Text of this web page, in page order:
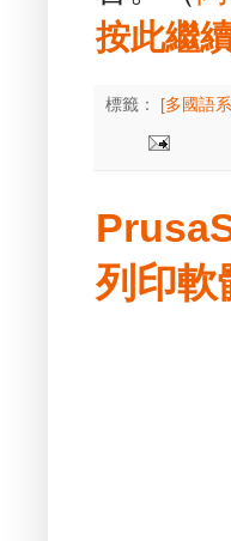
按此繼
標籤： [多國語
列印軟